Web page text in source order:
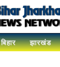
बिहार झारखंड